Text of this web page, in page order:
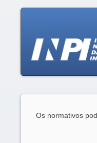
Os normativos